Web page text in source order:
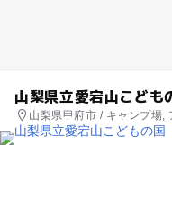
山梨県立愛宕山こども
山梨県甲府市 / キャンプ場,